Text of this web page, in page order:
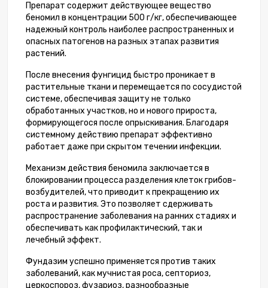
Препарат содержит действующее вещество
беномил в концентрации 500 г/кг, обеспечивающее
надежный контроль наиболее распространенных и
опасных патогенов на разных этапах развития
растений.
После внесения фунгицид быстро проникает в
растительные ткани и перемещается по сосудистой
системе, обеспечивая защиту не только
обработанных участков, но и нового прироста,
формирующегося после опрыскивания. Благодаря
системному действию препарат эффективно
работает даже при скрытом течении инфекции.
Механизм действия беномила заключается в
блокировании процесса разделения клеток грибов-
возбудителей, что приводит к прекращению их
роста и развития. Это позволяет сдерживать
распространение заболевания на ранних стадиях и
обеспечивать как профилактический, так и
лечебный эффект.
Фундазим успешно применяется против таких
заболеваний, как мучнистая роса, септориоз,
церкоспороз, фузариоз, разнообразные